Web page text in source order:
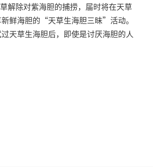
解除对紫海胆的捕捞，届时将在天草
鲜海胆的“天草生海胆三昧”活动。
天草生海胆后，即使是讨厌海胆的人